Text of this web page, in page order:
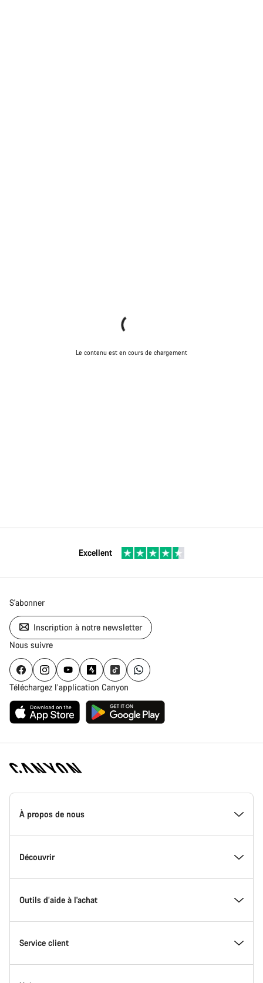
Le contenu est en cours de chargement
Excellent
S'abonner
Inscription à notre newsletter
Nous suivre
Téléchargez l’application Canyon
Page
d'accueil
Canyon
-
Canyon
À propos de nous
Inside Canyon
L'innovation chez Canyon
Canyon Factory Racing
Découvrir
Evénements
Trouver les emplacements Canyon
Outils d’aide à l'achat
Trouvez votre Modèle
Service client